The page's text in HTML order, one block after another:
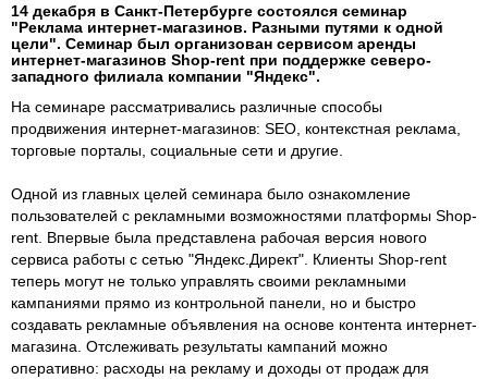
14 декабря в Санкт-Петербурге состоялся семинар
"Реклама интернет-магазинов. Разными путями к одной
цели". Семинар был организован сервисом аренды
интернет-магазинов Shop-rent при поддержке северо-
западного филиала компании "Яндекс".
На семинаре рассматривались различные способы
продвижения интернет-магазинов: SEO, контекстная реклама,
торговые порталы, социальные сети и другие.
Одной из главных целей семинара было ознакомление
пользователей с рекламными возможностями платформы Shop-
rent. Впервые была представлена рабочая версия нового
сервиса работы с сетью "Яндекс.Директ". Клиенты Shop-rent
теперь могут не только управлять своими рекламными
кампаниями прямо из контрольной панели, но и быстро
создавать рекламные объявления на основе контента интернет-
магазина. Отслеживать результаты кампаний можно
оперативно: расходы на рекламу и доходы от продаж для